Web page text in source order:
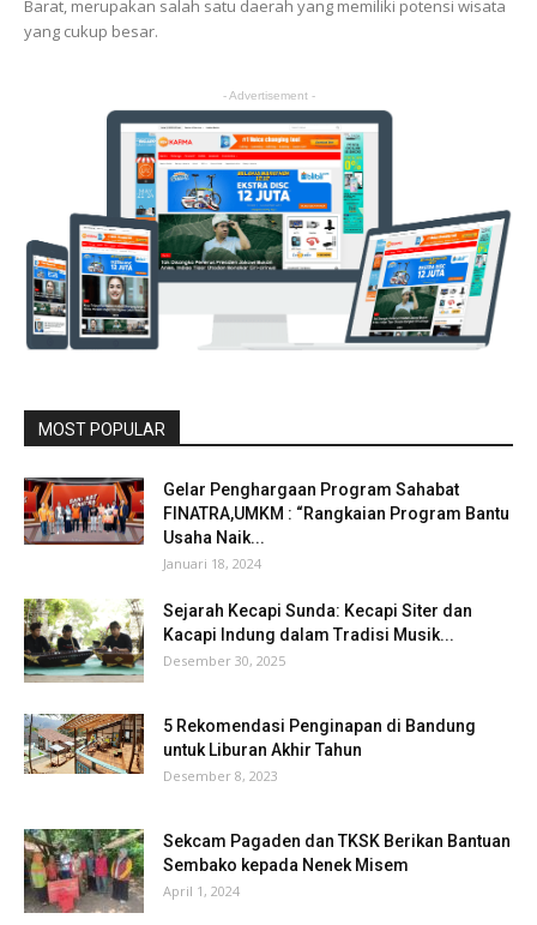
Barat, merupakan salah satu daerah yang memiliki potensi wisata
yang cukup besar.
- Advertisement -
MOST POPULAR
Gelar Penghargaan Program Sahabat
FINATRA,UMKM : “Rangkaian Program Bantu
Usaha Naik...
Januari 18, 2024
Sejarah Kecapi Sunda: Kecapi Siter dan
Kacapi Indung dalam Tradisi Musik...
Desember 30, 2025
5 Rekomendasi Penginapan di Bandung
untuk Liburan Akhir Tahun
Desember 8, 2023
Sekcam Pagaden dan TKSK Berikan Bantuan
Sembako kepada Nenek Misem
April 1, 2024